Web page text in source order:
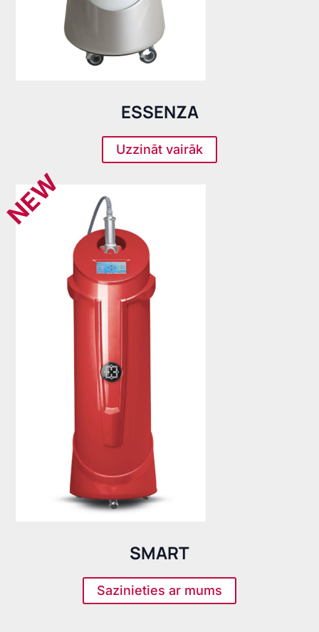
ESSENZA
Uzzināt vairāk
SMART
Sazinieties ar mums